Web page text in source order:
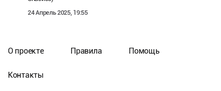
24 Апрель 2025, 19:55
О проекте Правила Помощь
Контакты